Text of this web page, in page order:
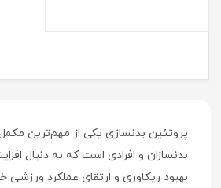
پروتئین بدنسازی یکی از مهم‌ترین
بدنسازان و افرادی است که به دنبال
بهبود ریکاوری و ارتقای عملکرد ورزشی